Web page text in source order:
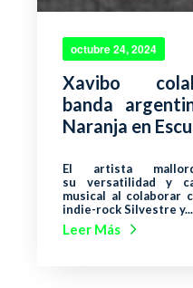
octubre 24, 2024
Xavibo
banda
Naranja en
El artista
su versatilidad y
musical al colaborar
indie-rock Silvestre y...
Leer Más